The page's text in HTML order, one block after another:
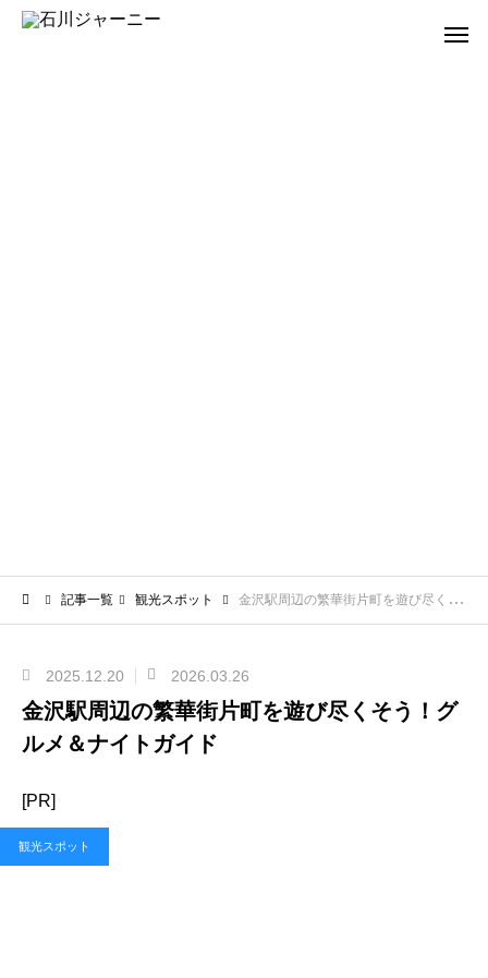
記事一覧 観光スポット 金沢駅周辺の繁華街片町を遊び尽くそう！グルメ＆ナイトガイド
2025.12.20 2026.03.26
金沢駅周辺の繁華街片町を遊び尽くそう！グ
ルメ＆ナイトガイド
[PR]
観光スポット